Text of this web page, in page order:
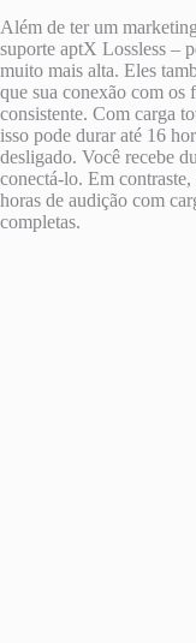
Além de ter um
suporte aptX Lossless –
muito mais alta. Eles
que sua conexão com os
consistente. Com carga
isso pode durar até 16
desligado. Você recebe
conectá-lo. Em
horas de audição com
completas.